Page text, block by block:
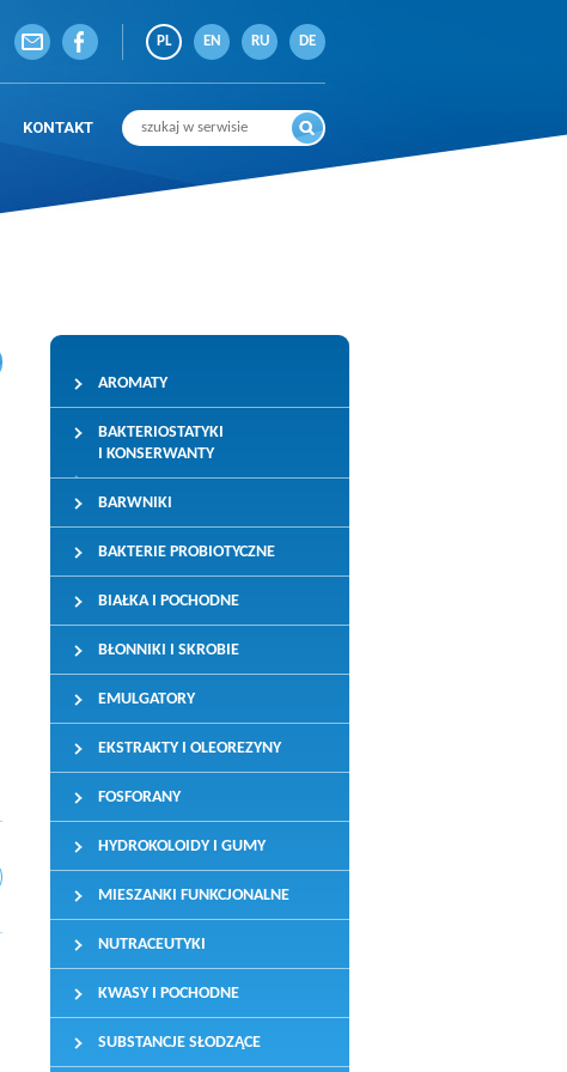
PL EN RU DE
KONTAKT
AROMATY
BAKTERIOSTATYKI
I KONSERWANTY
BARWNIKI
BAKTERIE PROBIOTYCZNE
BIAŁKA I POCHODNE
BŁONNIKI I SKROBIE
EMULGATORY
EKSTRAKTY I OLEOREZYNY
FOSFORANY
HYDROKOLOIDY I GUMY
MIESZANKI FUNKCJONALNE
NUTRACEUTYKI
KWASY I POCHODNE
SUBSTANCJE SŁODZĄCE